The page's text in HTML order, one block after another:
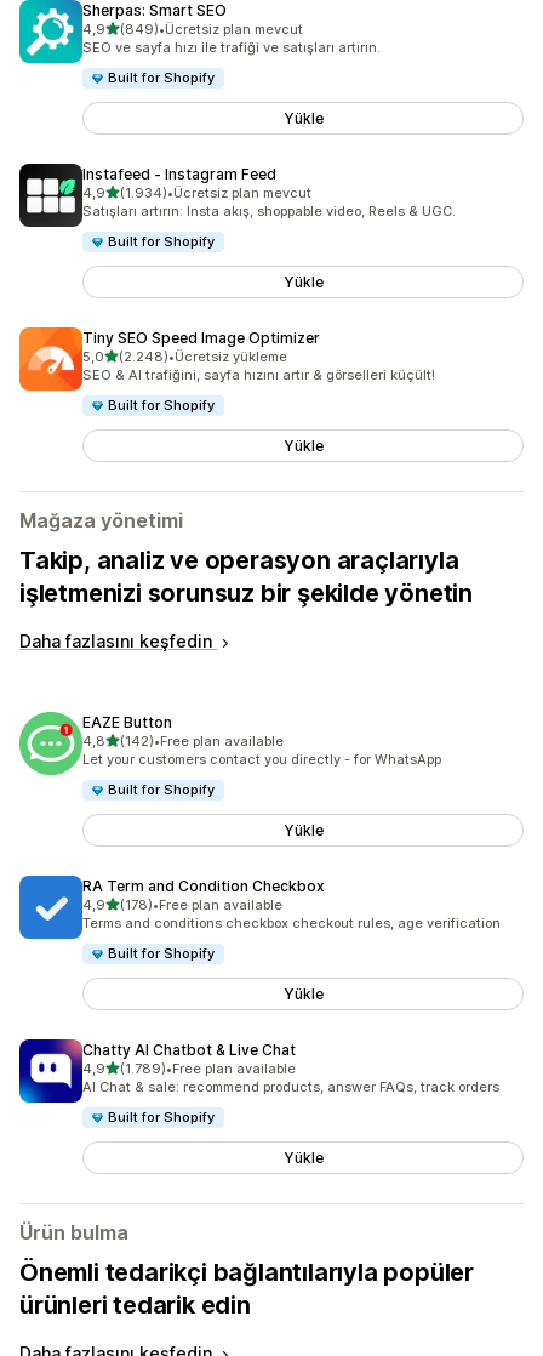
Sherpas: Smart SEO
4,95 yıldız üzerinden
(849)
toplam 849 değerlendirme
•Ücretsiz plan mevcut
SEO ve sayfa hızı ile trafiği ve satışları artırın.
Built for Shopify
Yükle
Instafeed ‑ Instagram Feed
4,95 yıldız üzerinden
(1.934)
toplam 1934 değerlendirme
•Ücretsiz plan mevcut
Satışları artırın: Insta akış, shoppable video, Reels & UGC.
Built for Shopify
Yükle
Tiny SEO Speed Image Optimizer
5,05 yıldız üzerinden
(2.248)
toplam 2248 değerlendirme
•Ücretsiz yükleme
SEO & AI trafiğini, sayfa hızını artır & görselleri küçült!
Built for Shopify
Yükle
Mağaza yönetimi
Takip, analiz ve operasyon araçlarıyla
işletmenizi sorunsuz bir şekilde yönetin
Daha fazlasını keşfedin
EAZE Button
4,85 yıldız üzerinden
(142)
toplam 142 değerlendirme
•Free plan available
Let your customers contact you directly - for WhatsApp
Built for Shopify
Yükle
RA Term and Condition Checkbox
4,95 yıldız üzerinden
(178)
toplam 178 değerlendirme
•Free plan available
Terms and conditions checkbox checkout rules, age verification
Built for Shopify
Yükle
Chatty AI Chatbot & Live Chat
4,95 yıldız üzerinden
(1.789)
toplam 1789 değerlendirme
•Free plan available
AI Chat & sale: recommend products, answer FAQs, track orders
Built for Shopify
Yükle
Ürün bulma
Önemli tedarikçi bağlantılarıyla popüler
ürünleri tedarik edin